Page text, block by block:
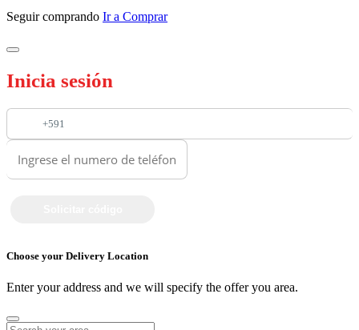
Seguir comprando Ir a Comprar
Inicia sesión
+591
Choose your Delivery Location
Enter your address and we will specify the offer you area.